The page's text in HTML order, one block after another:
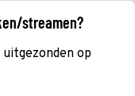
streamen?
op